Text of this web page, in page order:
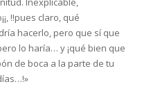
!!pues claro, qué
hacerlo, pero que sí que
lo haría… y ¡qué bien que
de boca a la parte de tu